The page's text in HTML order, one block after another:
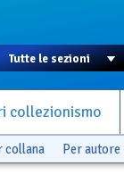
collezionismo
collana Per autore